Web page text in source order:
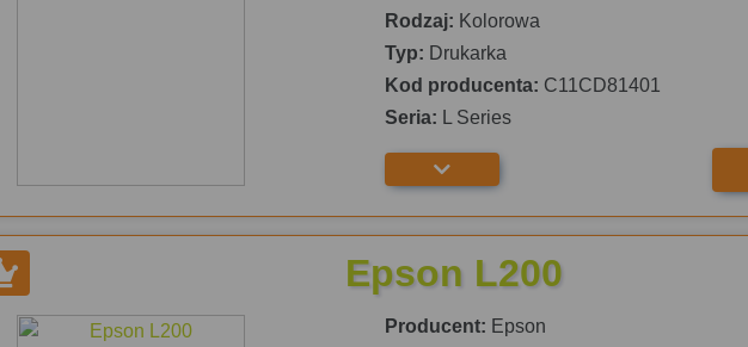
Rodzaj: Kolorowa
Typ: Drukarka
Kod producenta: C11CD81401
Seria: L Series
Epson L200
Producent: Epson